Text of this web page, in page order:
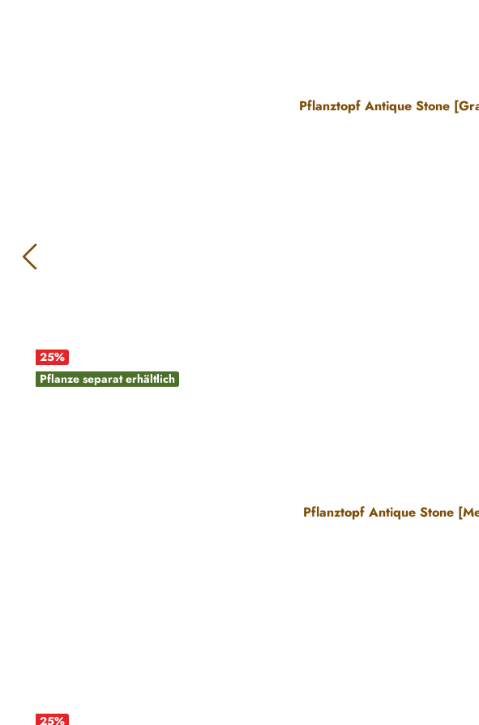
Pflanztopf Antique Stone
25%
Pflanze separat erhältlich
Pflanztopf Antique Stone
25%